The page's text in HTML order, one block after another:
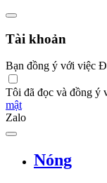
Tài khoản
Bạn đồng ý với việc
Tôi đã đọc và đồng ý
mật
Zalo
Nóng